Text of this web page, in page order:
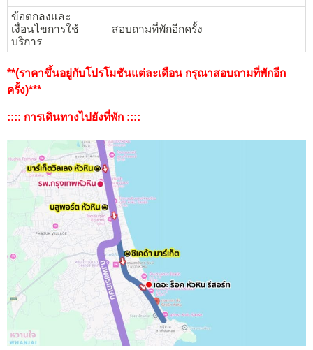
ข้อตกลงและ
เงื่อนไขการใช้
บริการ
สอบถามที่พักอีกครั้ง
**(ราคาขึ้นอยู่กับโปรโมชันแต่ละเดือน กรุณาสอบถามที่พักอีก
ครั้ง)***
:::: การเดินทางไปยังที่พัก ::::